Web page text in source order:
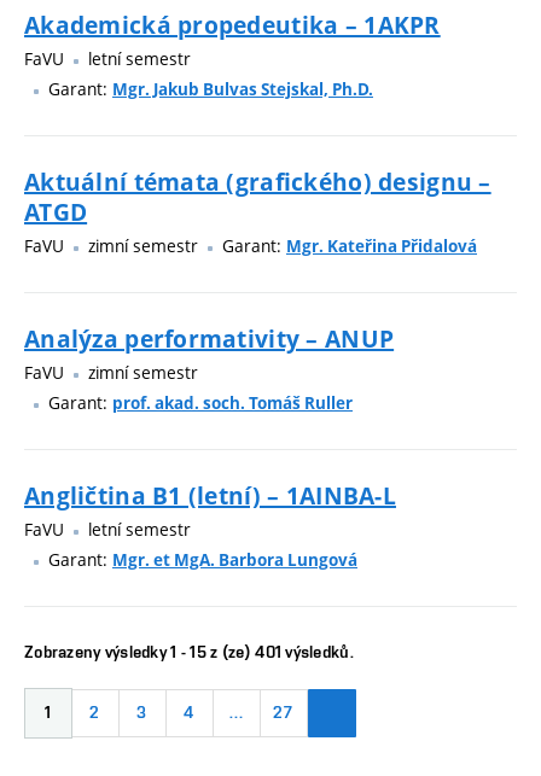
Akademická propedeutika – 1AKPR
FaVU
letní semestr
Garant: Mgr. Jakub Bulvas Stejskal, Ph.D.
Aktuální témata (grafického) designu –
ATGD
FaVU zimní semestr Garant: Mgr. Kateřina Přidalová
Analýza performativity – ANUP
FaVU
zimní semestr
Garant: prof. akad. soch. Tomáš Ruller
Angličtina B1 (letní) – 1AINBA-L
FaVU
letní semestr
Garant: Mgr. et MgA. Barbora Lungová
Zobrazeny výsledky 1 - 15 z (ze) 401 výsledků.
1 2 3 4 … 27